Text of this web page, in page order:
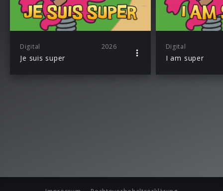
Digital 2026
Je suis super
Digital
I am super